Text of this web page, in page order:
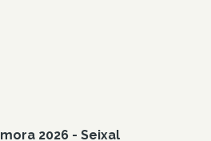
2026 - Seixal